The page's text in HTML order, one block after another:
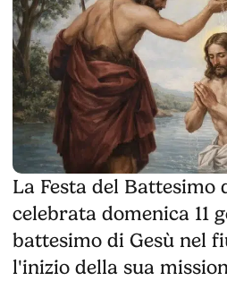
La Festa del Battesimo
celebrata domenica 11
battesimo di Gesù nel
l'inizio della sua